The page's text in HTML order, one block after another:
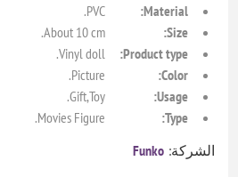
Material:
PVC.
Size:
About 10 cm.
Product type:
Vinyl doll.
Color:
Picture.
Usage:
Gift,Toy.
Type:
Movies Figure.
الشركة: Funko